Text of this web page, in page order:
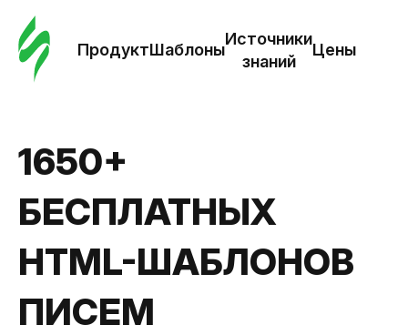
ПродуктШаблоны
Источники
знаний
Цены
1650+
БЕСПЛАТНЫХ
HTML-ШАБЛОНОВ
ПИСЕМ